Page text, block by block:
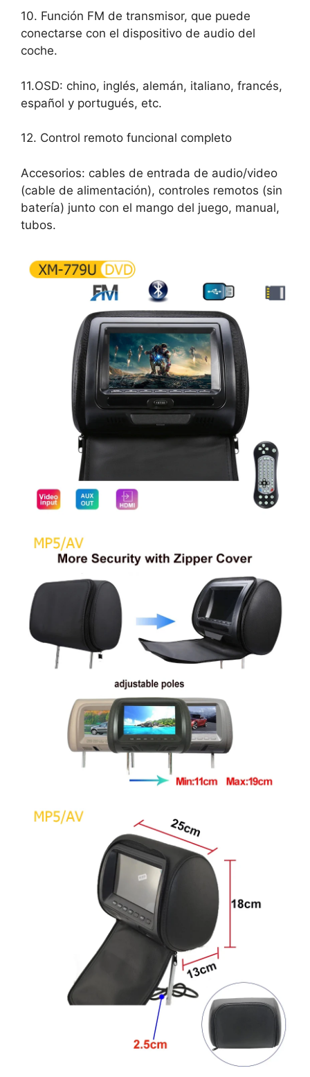
10. Función FM de transmisor, que puede
conectarse con el dispositivo de audio del
coche.
11.OSD: chino, inglés, alemán, italiano, francés,
español y portugués, etc.
12. Control remoto funcional completo
Accesorios: cables de entrada de audio/video
(cable de alimentación), controles remotos (sin
batería) junto con el mango del juego, manual,
tubos.